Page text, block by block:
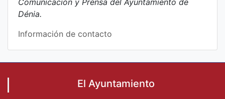
Dénia.
Información de contacto
El Ayuntamiento